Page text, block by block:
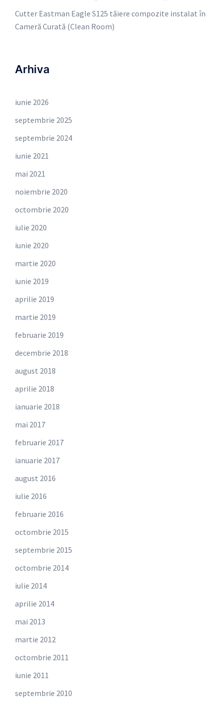
Cutter Eastman Eagle S125 tăiere compozite instalat în
Cameră Curată (Clean Room)
Arhiva
iunie 2026
septembrie 2025
septembrie 2024
iunie 2021
mai 2021
noiembrie 2020
octombrie 2020
iulie 2020
iunie 2020
martie 2020
iunie 2019
aprilie 2019
martie 2019
februarie 2019
decembrie 2018
august 2018
aprilie 2018
ianuarie 2018
mai 2017
februarie 2017
ianuarie 2017
august 2016
iulie 2016
februarie 2016
octombrie 2015
septembrie 2015
octombrie 2014
iulie 2014
aprilie 2014
mai 2013
martie 2012
octombrie 2011
iunie 2011
septembrie 2010